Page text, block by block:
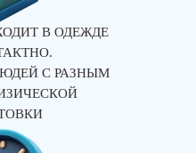
В ОДЕЖДЕ
С РАЗНЫМ